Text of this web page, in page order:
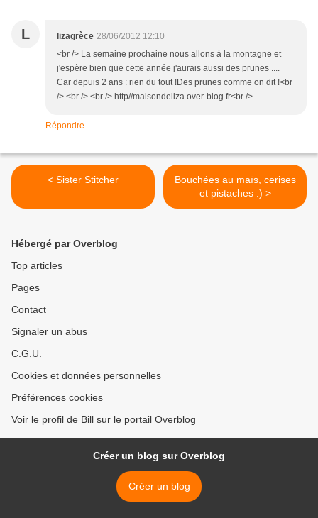
L lizagrèce 28/06/2012 12:10
<br /> La semaine prochaine nous allons à la montagne et
j'espère bien que cette année j'aurais aussi des prunes ....
Car depuis 2 ans : rien du tout !Des prunes comme on dit !<br
/> <br /> <br /> http//maisondeliza.over-blog.fr<br />
Répondre
< Sister Stitcher
Bouchées au maïs, cerises
et pistaches :) >
Hébergé par Overblog
Top articles
Pages
Contact
Signaler un abus
C.G.U.
Cookies et données personnelles
Préférences cookies
Voir le profil de Bill sur le portail Overblog
Créer un blog sur Overblog
Créer un blog